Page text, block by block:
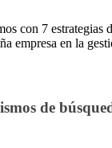
con 7 estrategias
empresa en la
de